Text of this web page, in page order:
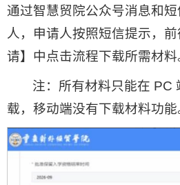
通过智慧贸院公众号消息和
人，申请人按照短信提示，
请】中点击流程下载所需材料
注：所有材料只能在 PC
载，移动端没有下载材料功能